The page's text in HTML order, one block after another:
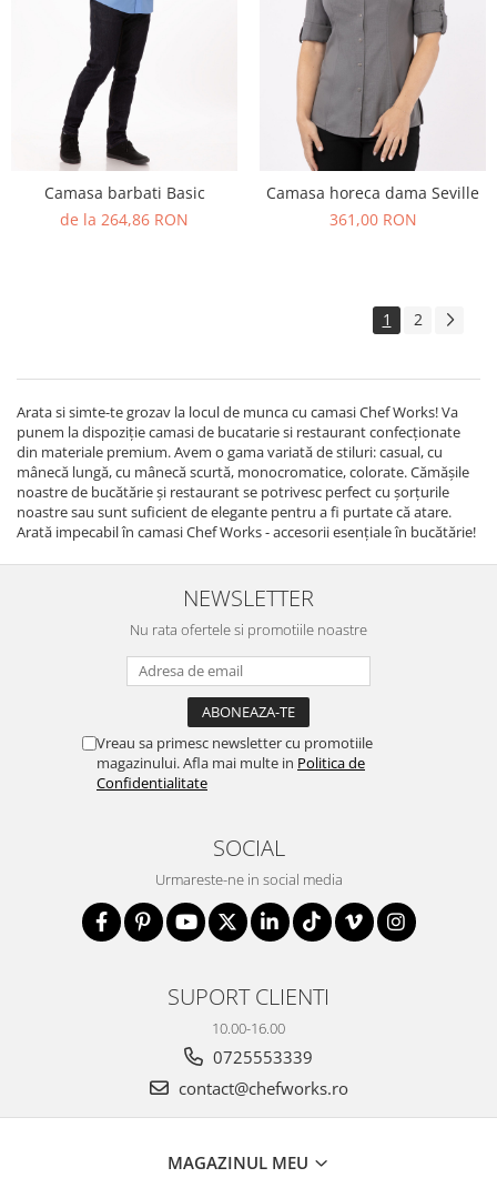
Camasa barbati Basic
de la 264,86 RON
Camasa horeca dama Seville
361,00 RON
1 2
Arata si simte-te grozav la locul de munca cu camasi Chef Works! Va
punem la dispoziție camasi de bucatarie si restaurant confecționate
din materiale premium. Avem o gama variată de stiluri: casual, cu
mânecă lungă, cu mânecă scurtă, monocromatice, colorate. Cămășile
noastre de bucătărie și restaurant se potrivesc perfect cu șorțurile
noastre sau sunt suficient de elegante pentru a fi purtate că atare.
Arată impecabil în camasi Chef Works - accesorii esențiale în bucătărie!
NEWSLETTER
Nu rata ofertele si promotiile noastre
Vreau sa primesc newsletter cu promotiile
magazinului. Afla mai multe in Politica de
Confidentialitate
SOCIAL
Urmareste-ne in social media
SUPORT CLIENTI
10.00-16.00
0725553339
contact@chefworks.ro
MAGAZINUL MEU